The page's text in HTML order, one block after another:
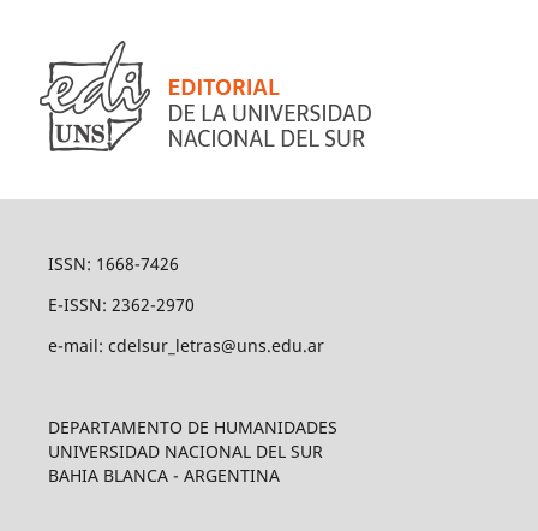
ISSN: 1668-7426
E-ISSN: 2362-2970
e-mail: cdelsur_letras@uns.edu.ar
DEPARTAMENTO DE HUMANIDADES
UNIVERSIDAD NACIONAL DEL SUR
BAHIA BLANCA - ARGENTINA